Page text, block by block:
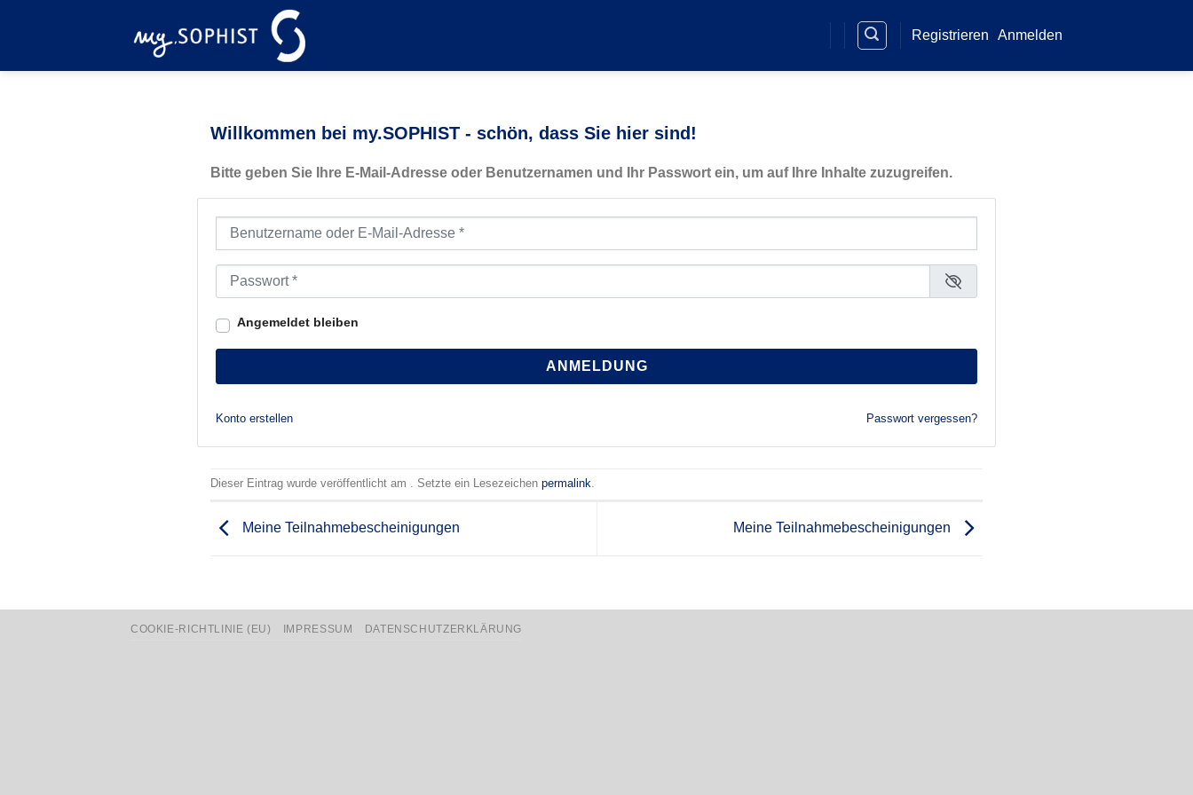
Registrieren Anmelden
Willkommen bei my.SOPHIST - schön, dass Sie hier sind!
Bitte geben Sie Ihre E-Mail-Adresse oder Benutzernamen und Ihr Passwort ein, um auf Ihre Inhalte zuzugreifen.
Benutzername oder E-Mail-Adresse
Passwort
Angemeldet bleiben
ANMELDUNG
Konto erstellen Passwort vergessen?
Dieser Eintrag wurde veröffentlicht am . Setzte ein Lesezeichen permalink.
Meine Teilnahmebescheinigungen Meine Teilnahmebescheinigungen
COOKIE-RICHTLINIE (EU) IMPRESSUM DATENSCHUTZERKLÄRUNG